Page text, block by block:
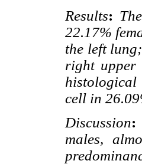
Results:
22.17%
the left
right upper
histological
cell in
Discussion:
males,